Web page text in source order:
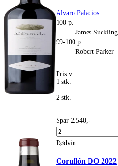
Alvaro Palacios
100 p.
James Suckling
99-100 p.
Robert Parker
Pris v.
1 stk.
2 stk.
Spar 2.540,-
Rødvin
Corullón DO 2022